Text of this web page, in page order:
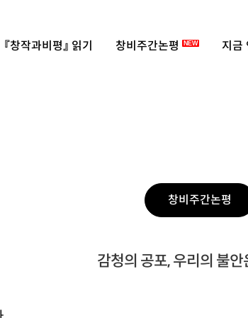
『창작과비평』 읽기 창비주간논평 NEW 지금
창비주간논평
감청의 공포, 우리의 불